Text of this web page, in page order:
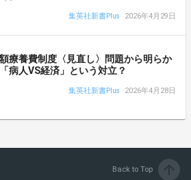
集英社新書Plus 2026年4月29日
額療養費制度〈見直し〉問題から明らか
病人VS経済」という対立？
集英社新書Plus 2026年4月28日
Back to Top